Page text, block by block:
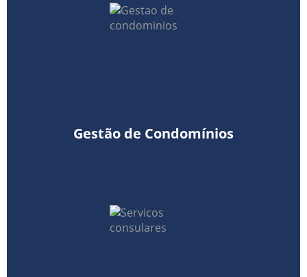
Gestão de Condomínios